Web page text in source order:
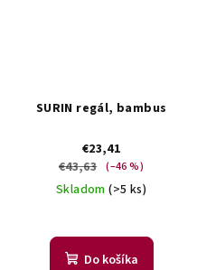
SURIN regál, bambus
€23,41
€43,63 (–46 %)
Skladom(>5 ks)
Do košíka